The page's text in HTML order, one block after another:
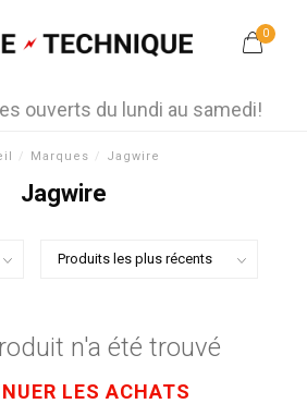
0
ouverts du lundi au samedi!
/ Marques / Jagwire
Jagwire
n'a été trouvé
LES ACHATS